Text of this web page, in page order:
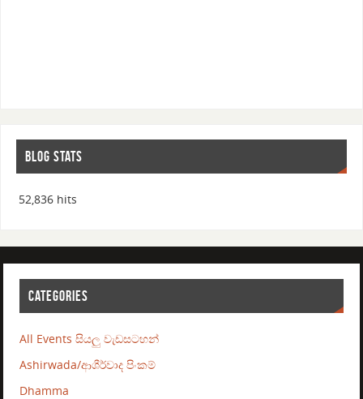
BLOG STATS
52,836 hits
CATEGORIES
All Events සියලු වැඩසටහන්
Ashirwada/ආශීර්වාද පිංකම්
Dhamma